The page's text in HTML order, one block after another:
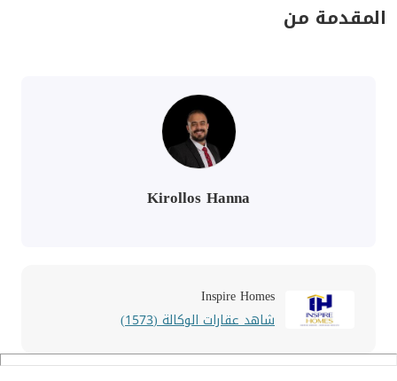
المقدمة من
Kirollos Hanna
Inspire Homes
شاهد عقارات الوكالة (1573)